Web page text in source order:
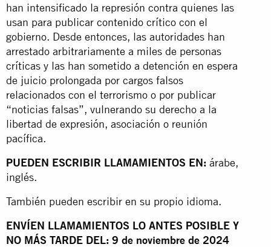
han intensificado la represión contra quienes las
usan para publicar contenido crítico con el
gobierno. Desde entonces, las autoridades han
arrestado arbitrariamente a miles de personas
críticas y las han sometido a detención en espera
de juicio prolongada por cargos falsos
relacionados con el terrorismo o por publicar
“noticias falsas”, vulnerando su derecho a la
libertad de expresión, asociación o reunión
pacífica.
PUEDEN ESCRIBIR LLAMAMIENTOS EN: árabe,
inglés.
También pueden escribir en su propio idioma.
ENVÍEN LLAMAMIENTOS LO ANTES POSIBLE Y
NO MÁS TARDE DEL: 9 de noviembre de 2024